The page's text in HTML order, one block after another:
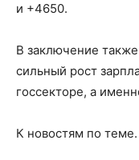
и +4650.
В заключение
сильный рост
госсекторе, а
К новостям по теме.